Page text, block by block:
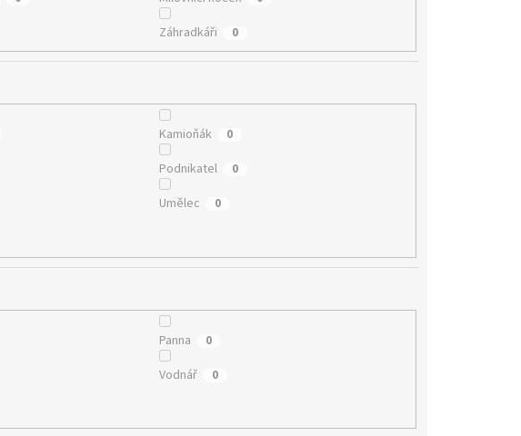
Záhradkáři 0
Kamioňák 0
Podnikatel 0
Umělec 0
Panna 0
Vodnář 0